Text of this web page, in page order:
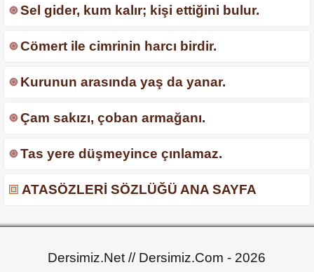
Sel gider, kum kalır; kişi ettiğini bulur.
Cömert ile cimrinin harcı birdir.
Kurunun arasında yaş da yanar.
Çam sakızı, çoban armağanı.
Tas yere düşmeyince çınlamaz.
ATASÖZLERİ SÖZLÜĞÜ ANA SAYFA
Dersimiz.Net // Dersimiz.Com - 2026